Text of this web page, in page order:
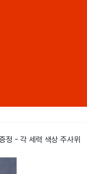
정 - 각 세력 색상 주사위